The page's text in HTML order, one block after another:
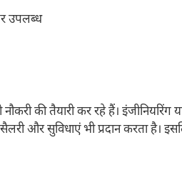
उपलब्ध
की तैयारी कर रहे हैं। इंजीनियरिंग
और सुविधाएं भी प्रदान करता है।